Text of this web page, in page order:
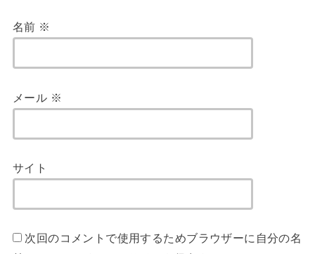
名前 ※
メール ※
サイト
次回のコメントで使用するためブラウザーに自分の名